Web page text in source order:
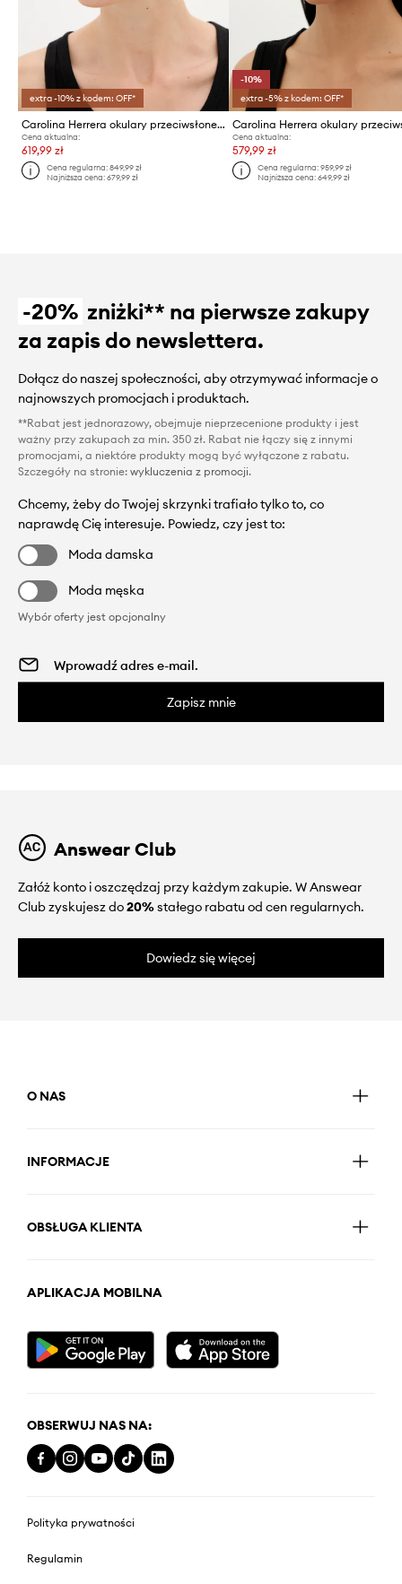
extra -10% z kodem: OFF*
Carolina Herrera okulary przeciwsłoneczne
Cena aktualna:
619,99 zł
Cena regularna:849,99 zł
Najniższa cena:679,99 zł
-10%
extra -5% z kodem: OFF*
Cena aktualna:
579,99 zł
Cena regularna: 959,99 zł
Najniższa cena: 649,99 zł
-20% zniżki** na pierwsze zakupy
za zapis do newslettera.
Dołącz do naszej społeczności, aby otrzymywać informacje o
najnowszych promocjach i produktach.
**Rabat jest jednorazowy, obejmuje nieprzecenione produkty i jest
ważny przy zakupach za min. 350 zł. Rabat nie łączy się z innymi
promocjami, a niektóre produkty mogą być wyłączone z rabatu.
Szczegóły na stronie: wykluczenia z promocji.
Chcemy, żeby do Twojej skrzynki trafiało tylko to, co
naprawdę Cię interesuje. Powiedz, czy jest to:
Moda damska
Moda męska
Wybór oferty jest opcjonalny
Zapisz mnie
Answear Club
Załóż konto i oszczędzaj przy każdym zakupie. W Answear
Club zyskujesz do20%stałego rabatu od cen regularnych.
Dowiedz się więcej
O NAS
INFORMACJE
OBSŁUGA KLIENTA
APLIKACJA MOBILNA
OBSERWUJ NAS NA:
Polityka prywatności
Regulamin